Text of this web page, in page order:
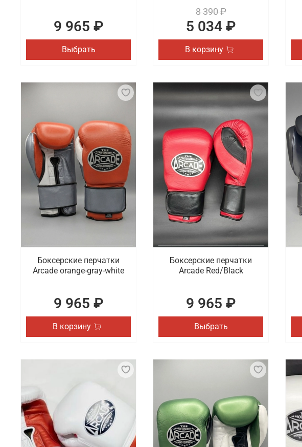
9 965 ₽
Выбрать
8 390 ₽
5 034 ₽
В корзину
Боксерские перчатки
Arcade orange-gray-white
9 965 ₽
В корзину
Боксерские перчатки
Arcade Red/Black
9 965 ₽
Выбрать